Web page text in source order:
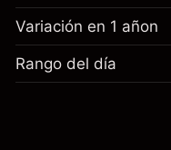
Variación en 1 añon
Rango del día